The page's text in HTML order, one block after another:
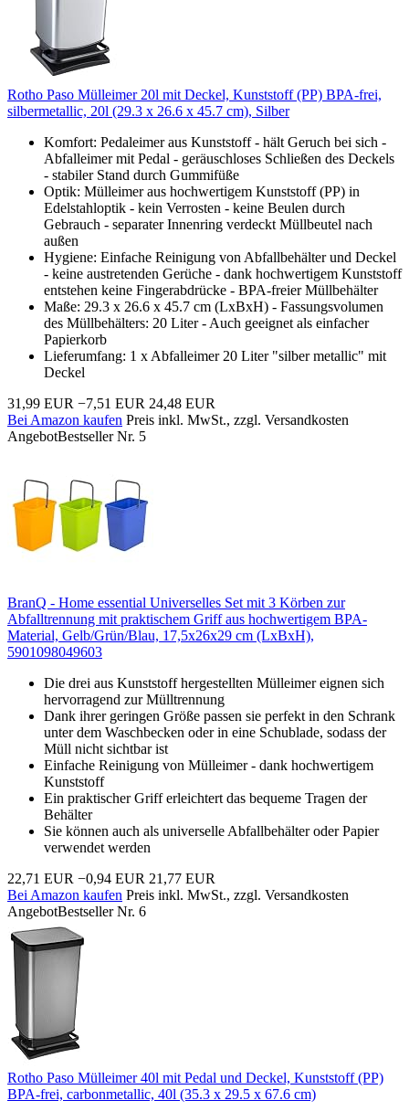
Rotho Paso Mülleimer 20l mit Deckel, Kunststoff (PP) BPA-frei,
silbermetallic, 20l (29.3 x 26.6 x 45.7 cm), Silber
Komfort: Pedaleimer aus Kunststoff - hält Geruch bei sich -
Abfalleimer mit Pedal - geräuschloses Schließen des Deckels
- stabiler Stand durch Gummifüße
Optik: Mülleimer aus hochwertigem Kunststoff (PP) in
Edelstahloptik - kein Verrosten - keine Beulen durch
Gebrauch - separater Innenring verdeckt Müllbeutel nach
außen
Hygiene: Einfache Reinigung von Abfallbehälter und Deckel
- keine austretenden Gerüche - dank hochwertigem Kunststoff
entstehen keine Fingerabdrücke - BPA-freier Müllbehälter
Maße: 29.3 x 26.6 x 45.7 cm (LxBxH) - Fassungsvolumen
des Müllbehälters: 20 Liter - Auch geeignet als einfacher
Papierkorb
Lieferumfang: 1 x Abfalleimer 20 Liter "silber metallic" mit
Deckel
31,99 EUR −7,51 EUR 24,48 EUR
Bei Amazon kaufen Preis inkl. MwSt., zzgl. Versandkosten
AngebotBestseller Nr. 5
BranQ - Home essential Universelles Set mit 3 Körben zur
Abfalltrennung mit praktischem Griff aus hochwertigem BPA-
Material, Gelb/Grün/Blau, 17,5x26x29 cm (LxBxH),
5901098049603
Die drei aus Kunststoff hergestellten Mülleimer eignen sich
hervorragend zur Mülltrennung
Dank ihrer geringen Größe passen sie perfekt in den Schrank
unter dem Waschbecken oder in eine Schublade, sodass der
Müll nicht sichtbar ist
Einfache Reinigung von Mülleimer - dank hochwertigem
Kunststoff
Ein praktischer Griff erleichtert das bequeme Tragen der
Behälter
Sie können auch als universelle Abfallbehälter oder Papier
verwendet werden
22,71 EUR −0,94 EUR 21,77 EUR
Bei Amazon kaufen Preis inkl. MwSt., zzgl. Versandkosten
AngebotBestseller Nr. 6
Rotho Paso Mülleimer 40l mit Pedal und Deckel, Kunststoff (PP)
BPA-frei, carbonmetallic, 40l (35.3 x 29.5 x 67.6 cm)